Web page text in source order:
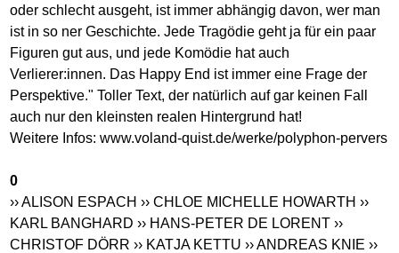
oder schlecht ausgeht, ist immer abhängig davon, wer man
ist in so ner Geschichte. Jede Tragödie geht ja für ein paar
Figuren gut aus, und jede Komödie hat auch
Verlierer:innen. Das Happy End ist immer eine Frage der
Perspektive." Toller Text, der natürlich auf gar keinen Fall
auch nur den kleinsten realen Hintergrund hat!
Weitere Infos:www.voland-quist.de/werke/polyphon-pervers
0
›› ALISON ESPACH ›› CHLOE MICHELLE HOWARTH ››
KARL BANGHARD ›› HANS-PETER DE LORENT ››
CHRISTOF DÖRR ›› KATJA KETTU ›› ANDREAS KNIE ››